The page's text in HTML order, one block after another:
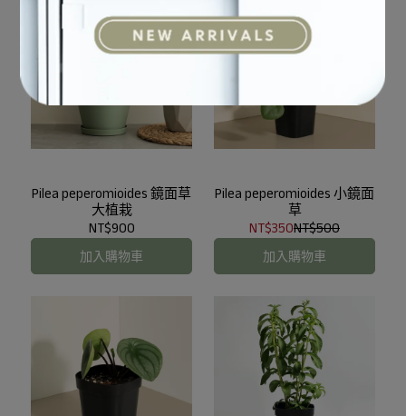
Pilea peperomioides 鏡面草
大植栽
NT$900
加入購物車
Pilea peperomioides 小鏡面
草
NT$350NT$500
加入購物車